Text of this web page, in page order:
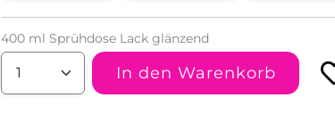
400 ml Sprühdose Lack glänzend
In den Warenkorb